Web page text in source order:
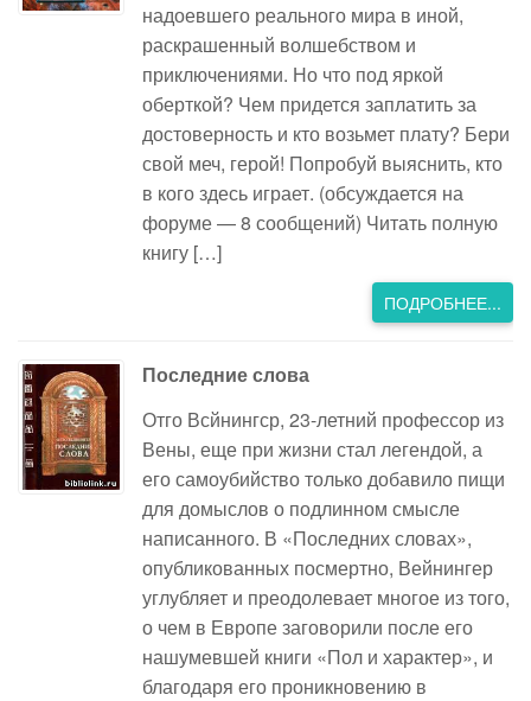
надоевшего реального мира в иной,
раскрашенный волшебством и
приключениями. Но что под яркой
оберткой? Чем придется заплатить за
достоверность и кто возьмет плату? Бери
свой меч, герой! Попробуй выяснить, кто
в кого здесь играет. (обсуждается на
форуме — 8 сообщений) Читать полную
книгу […]
ПОДРОБНЕЕ...
Последние слова
Отго Всйнингср, 23-летний профессор из
Вены, еще при жизни стал легендой, а
его самоубийство только добавило пищи
для домыслов о подлинном смысле
написанного. В «Последних словах»,
опубликованных посмертно, Вейнингер
углубляет и преодолевает многое из того,
о чем в Европе заговорили после его
нашумевшей книги «Пол и характер», и
благодаря его проникновению в